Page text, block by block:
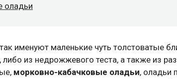
оладьи
именуют маленькие чуть толстоватые
из недрожжевого теста, а также из
морковно-кабачковые оладьи, оладьи